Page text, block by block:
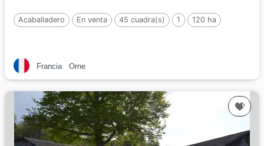
Acaballadero En venta 45 cuadra(s) 1 120 ha
Francia Orne